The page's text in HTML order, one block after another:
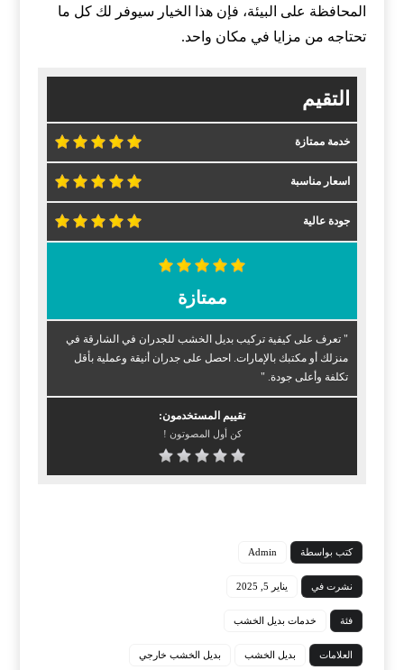
المحافظة على البيئة، فإن هذا الخيار سيوفر لك كل ما
تحتاجه من مزايا في مكان واحد.
التقيم
خدمة ممتازة
اسعار مناسبة
جودة عالية
ممتازة
" تعرف على كيفية تركيب بديل الخشب للجدران في الشارقة في
منزلك أو مكتبك بالإمارات. احصل على جدران أنيقة وعملية بأقل
تكلفة وأعلى جودة. "
تقييم المستخدمون:
كن أول المصوتون !
كتب بواسطة Admin
نشرت في يناير 5, 2025
فئة خدمات بديل الخشب
العلامات بديل الخشب بديل الخشب خارجي